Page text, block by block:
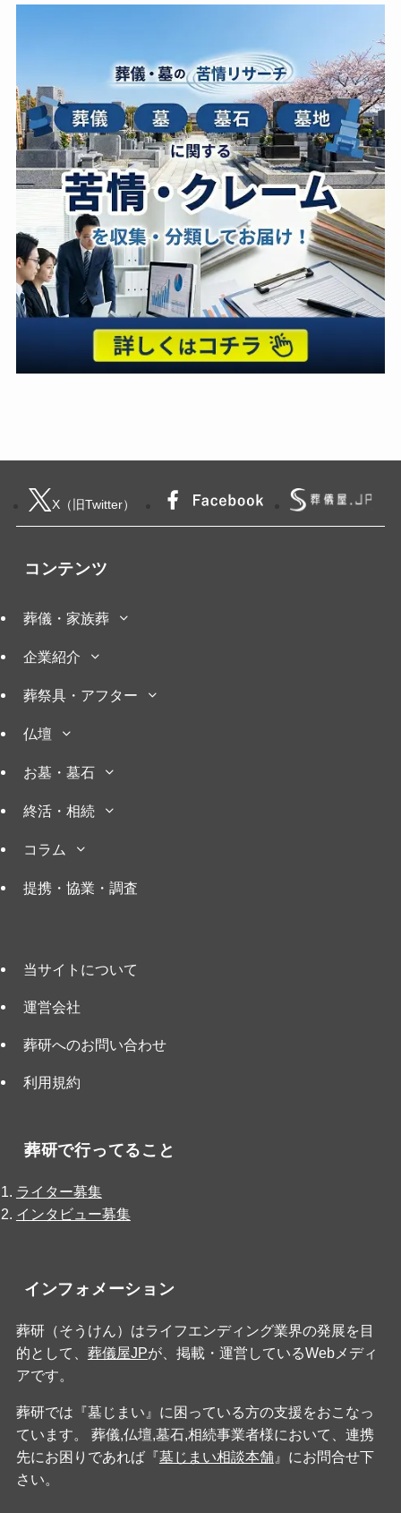
X（旧Twitter）
コンテンツ
葬儀・家族葬
企業紹介
葬祭具・アフター
仏壇
お墓・墓石
終活・相続
コラム
提携・協業・調査
当サイトについて
運営会社
葬研へのお問い合わせ
利用規約
葬研で行ってること
ライター募集
インタビュー募集
インフォメーション
葬研（そうけん）はライフエンディング業界の発展を目
的として、 葬儀屋JPが、掲載・運営しているWebメディ
アです。
葬研では『墓じまい』に困っている方の支援をおこなっ
ています。 葬儀,仏壇,墓石,相続事業者様において、連携
先にお困りであれば『墓じまい相談本舗』にお問合せ下
さい。